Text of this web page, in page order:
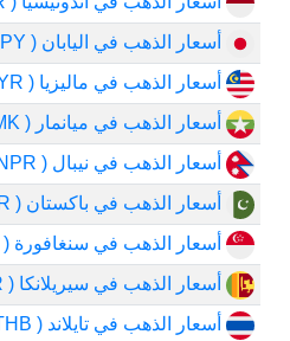
أسعار الذهب في اليابان ( JPY)
أسعار الذهب في ماليزيا ( MYR)
أسعار الذهب في ميانمار ( MMK)
أسعار الذهب في نيبال ( NPR)
أسعار الذهب في باكستان ( PKR)
أسعار الذهب في سنغافورة ( SGD)
أسعار الذهب في سيريلانكا ( LKR)
أسعار الذهب في تايلاند ( THB)